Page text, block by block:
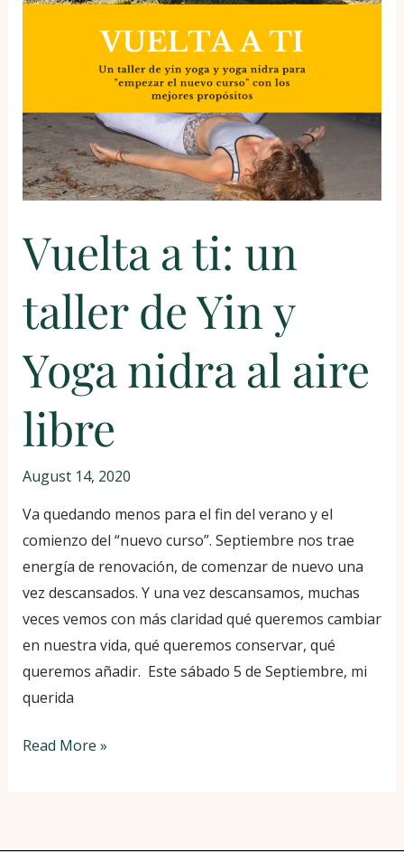
Vuelta a ti: un
taller de Yin y
Yoga nidra al aire
libre
August 14, 2020
Va quedando menos para el fin del verano y el
comienzo del “nuevo curso”. Septiembre nos trae
energía de renovación, de comenzar de nuevo una
vez descansados. Y una vez descansamos, muchas
veces vemos con más claridad qué queremos cambiar
en nuestra vida, qué queremos conservar, qué
queremos añadir. Este sábado 5 de Septiembre, mi
querida
Yoga
nidra
al
aire
Read More »